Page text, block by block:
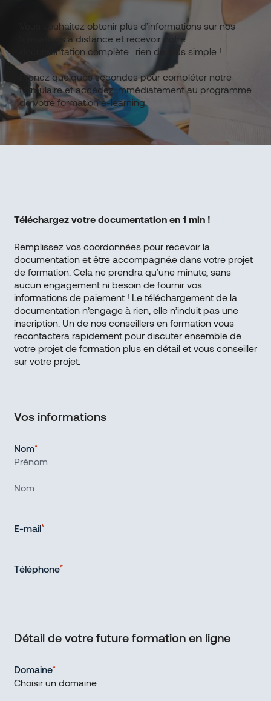
Vous souhaitez obtenir plus d’informations sur nos
formations à distance et recevoir notre
documentation complète : rien de plus simple !
Prenez quelques secondes pour compléter notre
formulaire et accédez immédiatement au programme
de votre formation e-learning.
Téléchargez votre documentation en 1 min !
Remplissez vos coordonnées pour recevoir la
documentation et être accompagné.e dans votre projet
de formation. Cela ne prendra qu’une minute, sans
aucun engagement ni besoin de fournir vos
informations de paiement ! Le téléchargement de la
documentation n’engage à rien, elle n’induit pas une
inscription. Un de nos conseillers en formation vous
recontactera rapidement pour discuter ensemble de
votre projet de formation plus en détail et vous conseiller
sur votre projet.
Vos informations
Nom*
Prénom
Nom
E-mail*
Téléphone*
Détail de votre future formation en ligne
Domaine*